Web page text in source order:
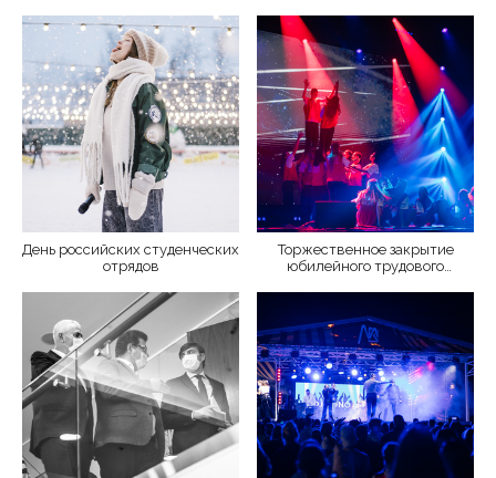
День российских студенческих
отрядов
Торжественное закрытие
юбилейного трудового